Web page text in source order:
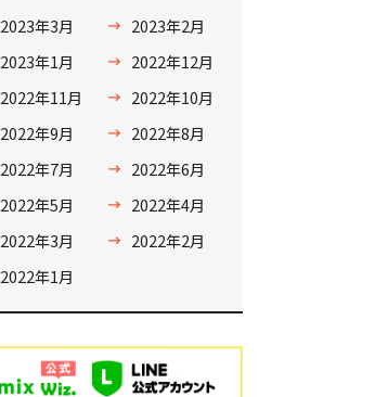
2023年3月
2023年2月
2023年1月
2022年12月
2022年11月
2022年10月
2022年9月
2022年8月
2022年7月
2022年6月
2022年5月
2022年4月
2022年3月
2022年2月
2022年1月